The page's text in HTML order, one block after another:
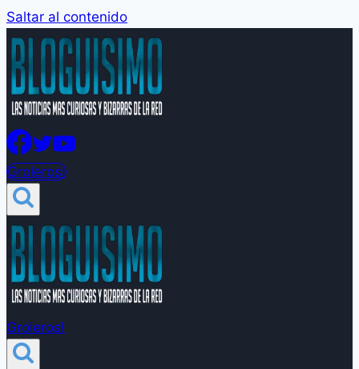
Saltar al contenido
Groleros!
Groleros!